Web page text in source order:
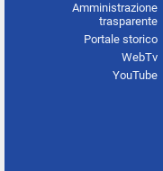
Amministrazione
trasparente
Portale storico
WebTv
YouTube